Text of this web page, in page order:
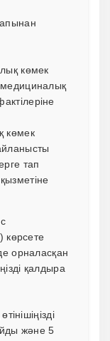
көмек
медициналық
көмек
тап
көрсете
орналасқан
қалдыра
және 5